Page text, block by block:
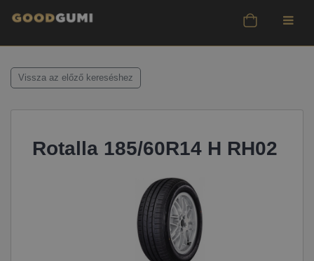
Vissza az előző kereséshez
Rotalla 185/60R14 H RH02